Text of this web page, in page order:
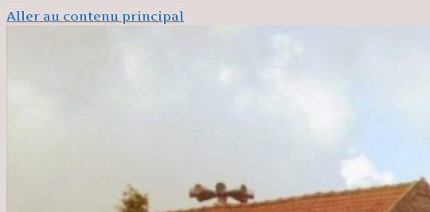
Aller au contenu principal